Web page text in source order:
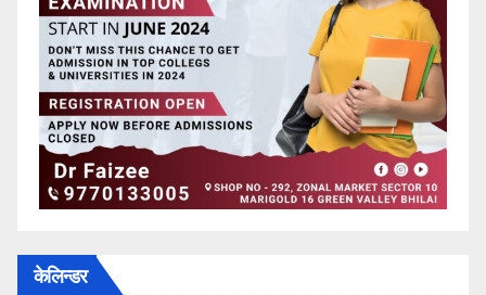
केलिन्डर